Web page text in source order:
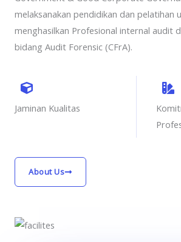
melaksanakan pendidikan dan pelatihan
menghasilkan Profesional internal audit
bidang Audit Forensic (CFrA).
Jaminan Kualitas
About Us